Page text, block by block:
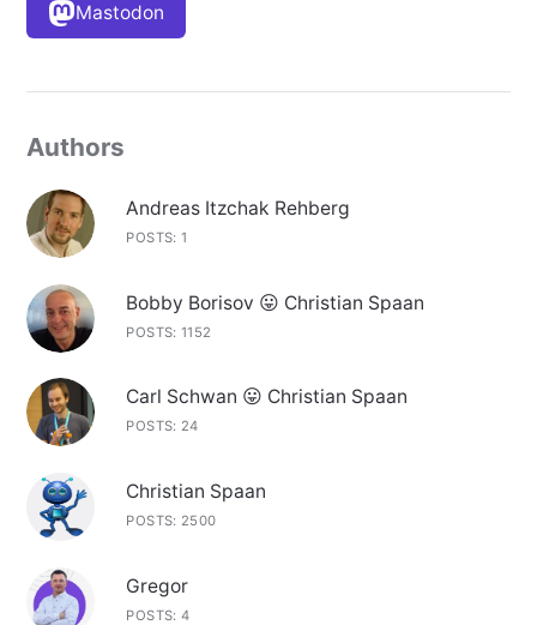
Mastodon
Authors
Andreas Itzchak Rehberg
POSTS: 1
Bobby Borisov 😛 Christian Spaan
POSTS: 1152
Carl Schwan 😛 Christian Spaan
POSTS: 24
Christian Spaan
POSTS: 2500
Gregor
POSTS: 4